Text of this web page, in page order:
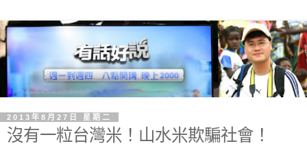
2013年8月27日 星期二
沒有一粒台灣米！山水米欺騙社會！